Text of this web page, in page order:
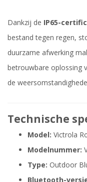
Dankzij de IP65-
bestand tegen regen,
duurzame afwerking
betrouwbare oplossing
de
Technische
Model: Victrola
Modelnummer:
Type: Outdoor
Bluetooth-